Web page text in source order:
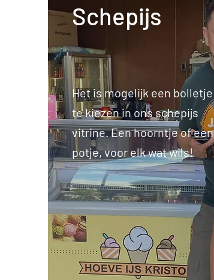
Schepijs
Het is mogelijk een bolletje
te kiezen in ons schepijs
vitrine. Een hoorntje of een
potje, voor elk wat wils!